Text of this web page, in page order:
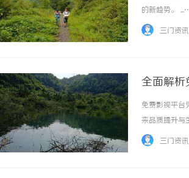
的新趋势。
三门资
全面解析
免费影视平台
来品质提升
三门资